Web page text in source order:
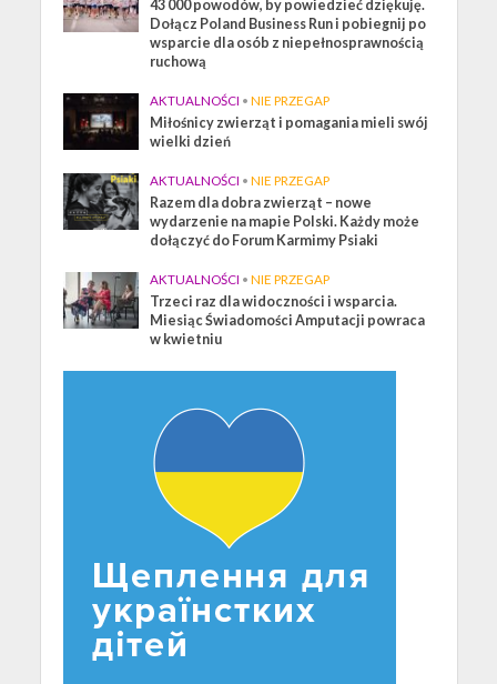
43 000 powodów, by powiedzieć dziękuję.
Dołącz Poland Business Run i pobiegnij po
wsparcie dla osób z niepełnosprawnością
ruchową
AKTUALNOŚCI • NIE PRZEGAP
Miłośnicy zwierząt i pomagania mieli swój
wielki dzień
AKTUALNOŚCI • NIE PRZEGAP
Razem dla dobra zwierząt – nowe
wydarzenie na mapie Polski. Każdy może
dołączyć do Forum Karmimy Psiaki
AKTUALNOŚCI • NIE PRZEGAP
Trzeci raz dla widoczności i wsparcia.
Miesiąc Świadomości Amputacji powraca
w kwietniu